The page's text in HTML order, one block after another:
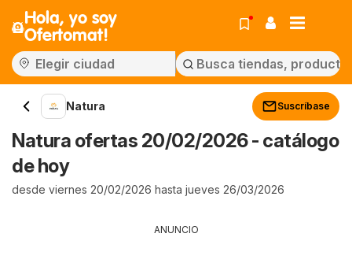
Hola, yo soy
Ofertomat!
Natura Suscríbase
Natura ofertas 20/02/2026 - catálogo
de hoy
desde viernes 20/02/2026 hasta jueves 26/03/2026
ANUNCIO